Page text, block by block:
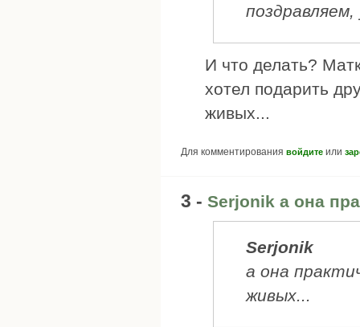
И что делать?
хотел подарить
живых...
Для комментирования войдите или
3 - Serjonik а она
Serjonik
а она
живых...